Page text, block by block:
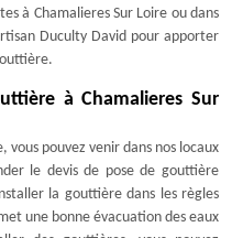
à Chamalieres Sur Loire ou dans
Duculty David pour apporter
à Chamalieres Sur
vous pouvez venir dans nos locaux
le devis de pose de gouttière
la gouttière dans les règles
une bonne évacuation des eaux